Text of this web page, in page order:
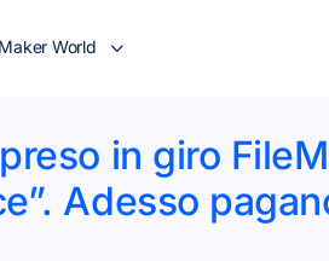
World
in giro
Adesso